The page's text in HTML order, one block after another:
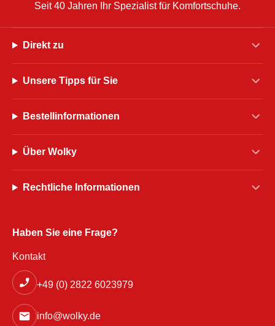
Seit 40 Jahren Ihr Spezialist für Komfortschuhe.
Direkt zu
Unsere Tipps für Sie
Bestellinformationen
Über Wolky
Rechtliche Informationen
Haben Sie eine Frage?
Kontakt
+49 (0) 2822 6023979
info@wolky.de